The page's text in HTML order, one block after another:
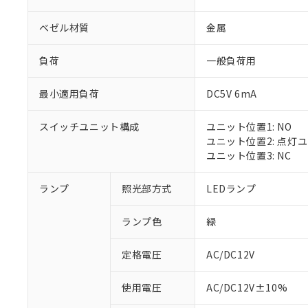
ベゼル材質 金属
負荷 一般負荷用
最小適用負荷 DC5V 6mA
スイッチユニット構成
ユニット位置1: NO
ユニット位置2: 点灯
ユニット位置3: NC
ランプ 照光部方式 LEDランプ
ランプ色 緑
定格電圧 AC/DC12V
使用電圧 AC/DC12V±10%
※1 対応状況